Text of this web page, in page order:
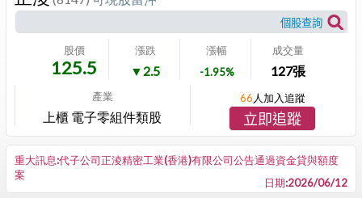
股價
125.5
漲跌
▼2.5
漲幅
-1.95%
成交量
127張
產業
上櫃 電子零組件類股
66 人加入追蹤
立即追蹤
重大訊息:代子公司正淩精密工業(香港)有限公司公告通過資金貸與額度
案
日期:2026/06/12